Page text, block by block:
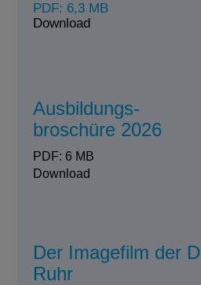
PDF: 6,3 MB
Download
Ausbildungs-
broschüre 2026
PDF: 6 MB
Download
Der Imagefilm der
Ruhr